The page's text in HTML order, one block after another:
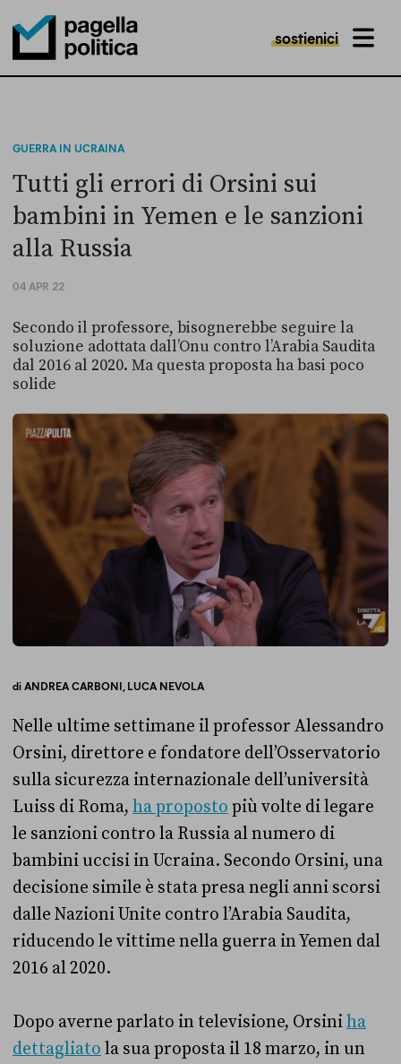
Pagella Politica Logo
sostienici MENU
GUERRA IN UCRAINA
Tutti gli errori di Orsini sui
bambini in Yemen e le sanzioni
alla Russia
04 APR 22
Secondo il professore, bisognerebbe seguire la
soluzione adottata dall’Onu contro l’Arabia Saudita
dal 2016 al 2020. Ma questa proposta ha basi poco
solide
diANDREA CARBONI, LUCA NEVOLA
Nelle ultime settimane il professor Alessandro
Orsini, direttore e fondatore dell’Osservatorio
sulla sicurezza internazionale dell’università
Luiss di Roma, ha proposto più volte di legare
le sanzioni contro la Russia al numero di
bambini uccisi in Ucraina. Secondo Orsini, una
decisione simile è stata presa negli anni scorsi
dalle Nazioni Unite contro l’Arabia Saudita,
riducendo le vittime nella guerra in Yemen dal
2016 al 2020.
Dopo averne parlato in televisione, Orsiniha
dettagliato la sua proposta il 18 marzo, in un